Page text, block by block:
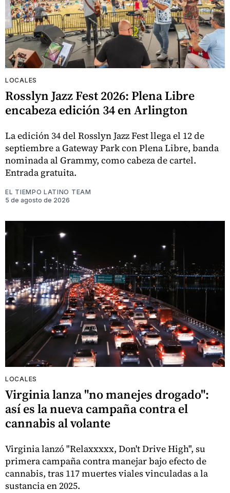
LOCALES
Rosslyn Jazz Fest 2026: Plena Libre
encabeza edición 34 en Arlington
La edición 34 del Rosslyn Jazz Fest llega el 12 de
septiembre a Gateway Park con Plena Libre, banda
nominada al Grammy, como cabeza de cartel.
Entrada gratuita.
EL TIEMPO LATINO TEAM
5 de agosto de 2026
LOCALES
Virginia lanza "no manejes drogado":
así es la nueva campaña contra el
cannabis al volante
Virginia lanzó "Relaxxxxx, Don't Drive High", su
primera campaña contra manejar bajo efecto de
cannabis, tras 117 muertes viales vinculadas a la
sustancia en 2025.